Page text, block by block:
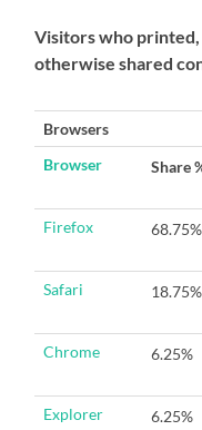
Visitors who
otherwise shared
Browsers
Browser
Share
Firefox 68.75%
Safari 18.75%
Chrome 6.25%
Explorer 6.25%